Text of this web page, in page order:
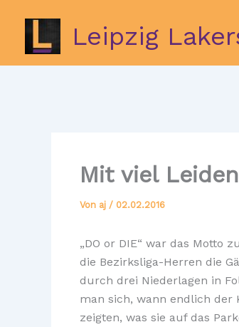
Inhalt
springen
Leipzig
Mit viel
Von aj / 02.02.2016
„DO or DIE“ war das Motto
die Bezirksliga-Herren die
durch drei Niederlagen in
man sich, wann endlich der
zeigten, was sie auf das